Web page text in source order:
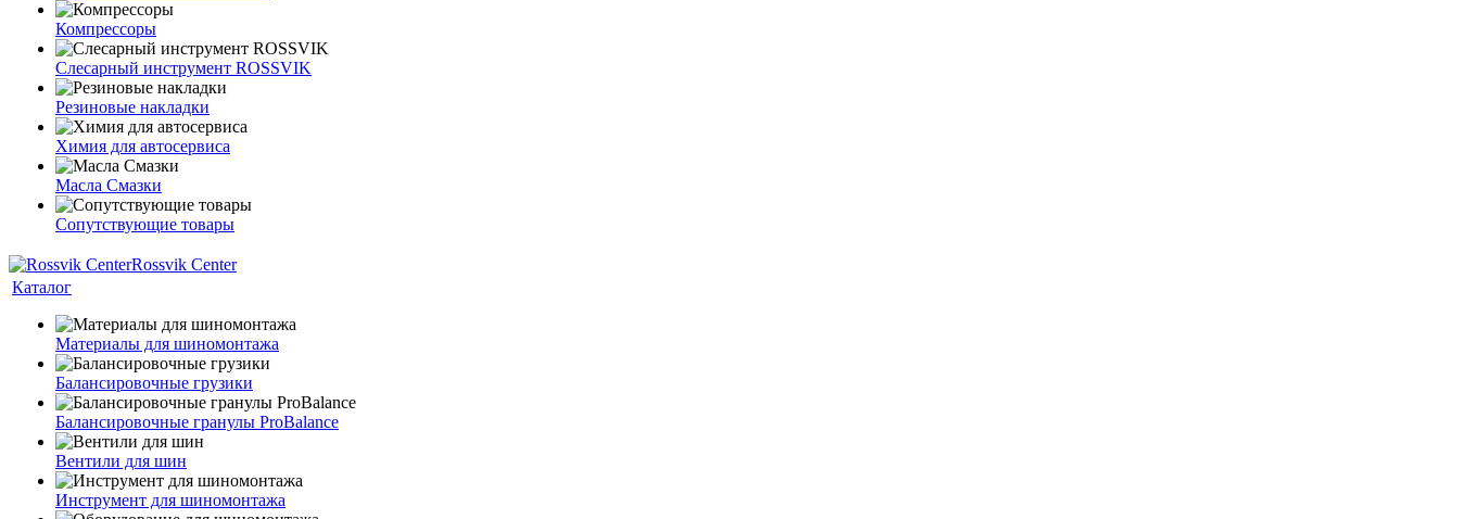
Компрессоры
Слесарный инструмент ROSSVIK
Резиновые накладки
Химия для автосервиса
Масла Смазки
Сопутствующие товары
Rossvik Center
Каталог
Материалы для шиномонтажа
Балансировочные грузики
Балансировочные гранулы ProBalance
Вентили для шин
Инструмент для шиномонтажа